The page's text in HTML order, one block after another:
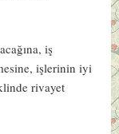
iş
işlerinin iyi
rivayet